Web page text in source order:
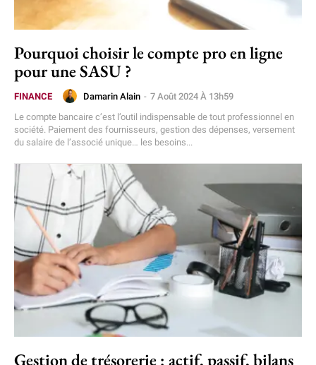
Pourquoi choisir le compte pro en ligne
pour une SASU ?
FINANCE Damarin Alain - 7 Août 2024 À 13h59
Le compte bancaire c’est l’outil indispensable de tout professionnel en
société. Paiement des fournisseurs, gestion des dépenses, versement
du salaire de l’associé unique… les besoins...
Gestion de trésorerie : actif, passif, bilans